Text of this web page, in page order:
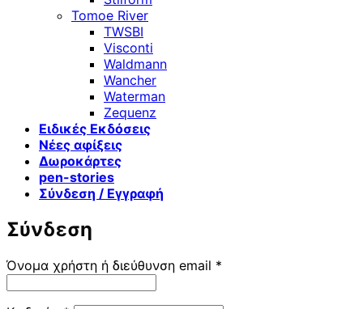
Tomoe River
TWSBI
Visconti
Waldmann
Wancher
Waterman
Zequenz
Ειδικές Εκδόσεις
Νέες αφίξεις
Δωροκάρτες
pen-stories
Σύνδεση / Εγγραφή
Σύνδεση
Όνομα χρήστη ή διεύθυνση email *